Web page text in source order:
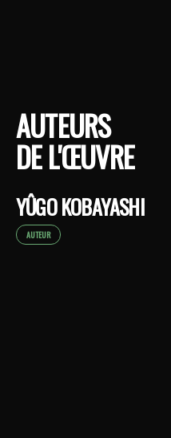
AUTEURS
DE L'ŒUVRE
YÛGO KOBAYASHI
AUTEUR